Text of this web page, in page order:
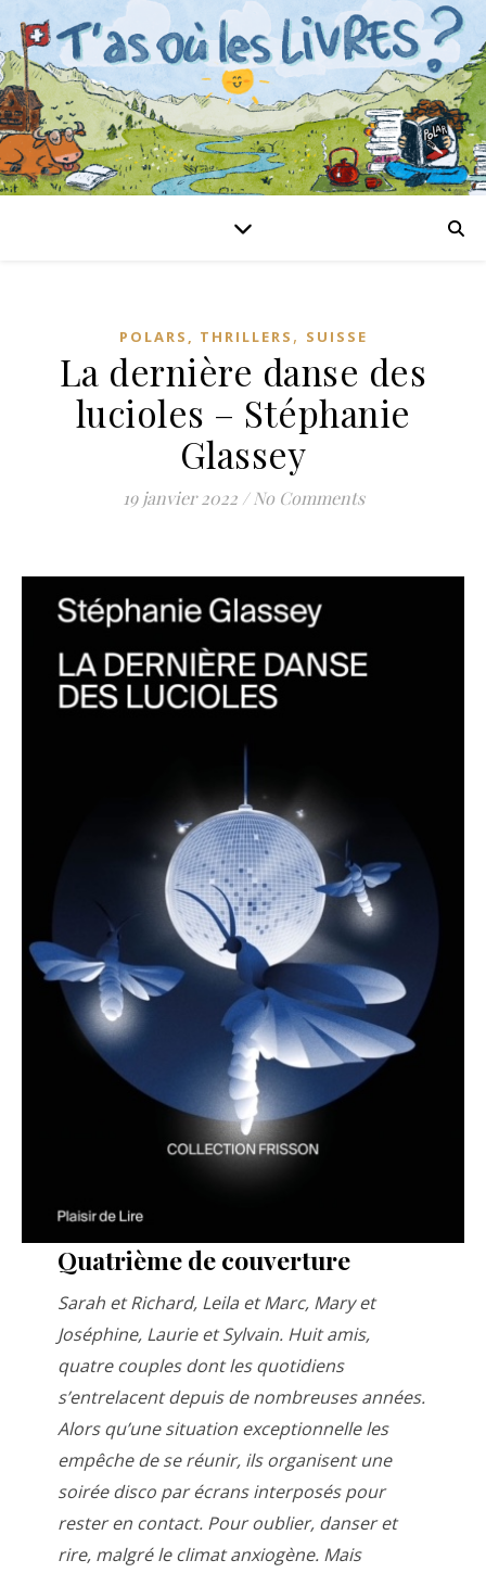
POLARS, THRILLERS , SUISSE
La dernière danse des
lucioles – Stéphanie
Glassey
19 janvier 2022 / No Comments
Quatrième de couverture
Sarah et Richard, Leila et Marc, Mary et
Joséphine, Laurie et Sylvain. Huit amis,
quatre couples dont les quotidiens
s’entrelacent depuis de nombreuses années.
Alors qu’une situation exceptionnelle les
empêche de se réunir, ils organisent une
soirée disco par écrans interposés pour
rester en contact. Pour oublier, danser et
rire, malgré le climat anxiogène. Mais